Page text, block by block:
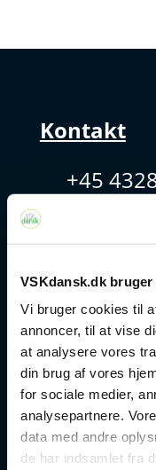
VSKdansk.dk
Vi bruger cookies til
annoncer, til at vise
at analysere vores
din brug af vores
for sociale medier,
analysepartnere.
data med andre
de har indsamlet fra
Kontakt
+45
VSK
FVU
Særlige
Prøver